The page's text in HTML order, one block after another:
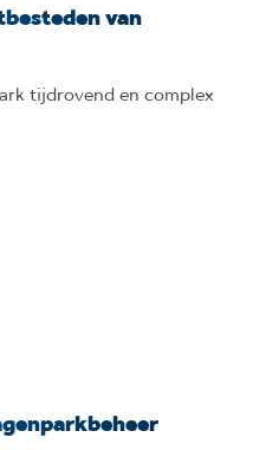
van
tijdrovend en complex